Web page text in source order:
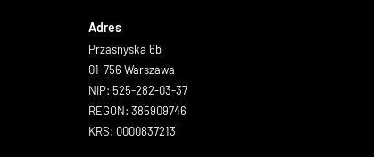
Adres
Przasnyska 6b
01-756 Warszawa
NIP: 525-282-03-37
REGON: 385909746
KRS: 0000837213